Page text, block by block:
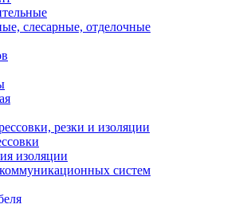
слесарные, отделочные
резки и изоляции
изоляции
систем